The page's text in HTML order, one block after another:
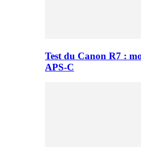
Test du Canon R7 :
APS-C